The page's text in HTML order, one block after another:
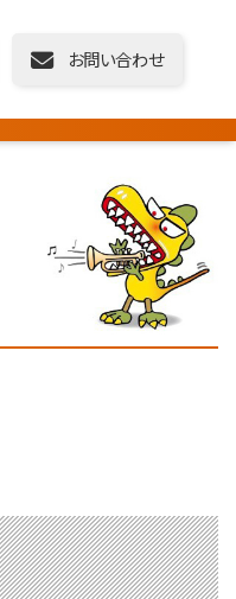
お問い合わせ